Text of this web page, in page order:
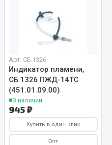
Арт. СБ.1326
Индикатор пламени,
СБ.1326 ПЖД-14ТС
(451.01.09.00)
В наличии
945 ₽
Купить в один клик
Опт